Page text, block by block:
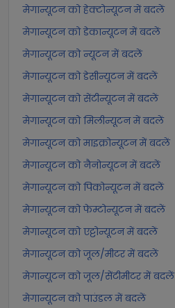
मेगान्यूटन को हेक्टोन्यूटन में बदलें
मेगान्यूटन को डेकान्यूटन में बदलें
मेगान्यूटन को न्यूटन में बदलें
मेगान्यूटन को डेसीन्यूटन में बदलें
मेगान्यूटन को सेंटीन्यूटन में बदलें
मेगान्यूटन को मिलीन्यूटन में बदलें
मेगान्यूटन को माइक्रोन्यूटन में बदलें
मेगान्यूटन को नैनोन्यूटन में बदलें
मेगान्यूटन को पिकोन्यूटन में बदलें
मेगान्यूटन को फेम्टोन्यूटन में बदलें
मेगान्यूटन को एट्टोन्यूटन में बदलें
मेगान्यूटन को जूल/मीटर में बदलें
मेगान्यूटन को जूल/सेंटीमीटर में बदलें
मेगान्यूटन को पाउंडल में बदलें